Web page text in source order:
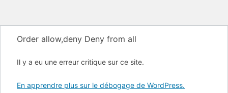
Order allow,deny Deny from all
Il y a eu une erreur critique sur ce site.
En apprendre plus sur le débogage de WordPress.